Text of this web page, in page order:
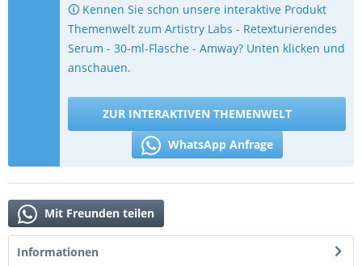
🛈 Kennen Sie schon unsere interaktive Produkt
Themenwelt zum Artistry Labs - Retexturierendes
Serum - 30-ml-Flasche - Amway? Unten klicken und
anschauen.
ZUR INTERAKTIVEN THEMENWELT
WhatsApp Anfrage
Mit Freunden teilen
Informationen